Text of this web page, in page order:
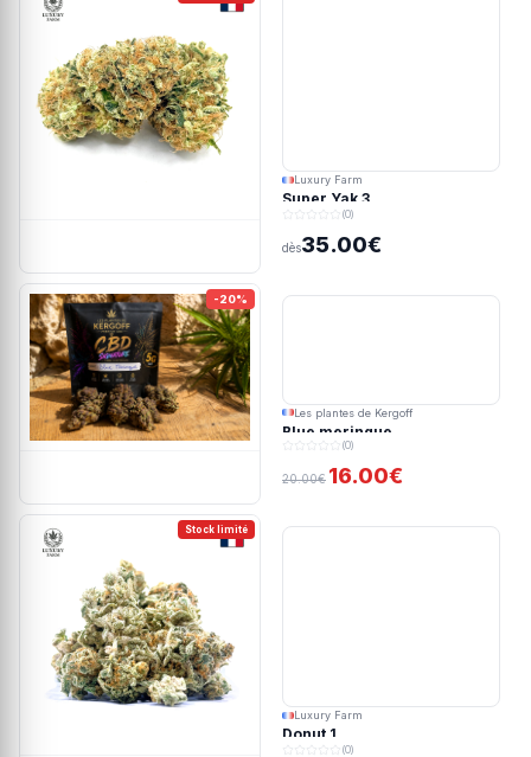
Luxury Farm
Super Yak 3
(0)
dès35.00€
-20%
Les plantes de Kergoff
Blue meringue
(0)
20.00€ 16.00€
Stock limité
Luxury Farm
Donut 1
(0)